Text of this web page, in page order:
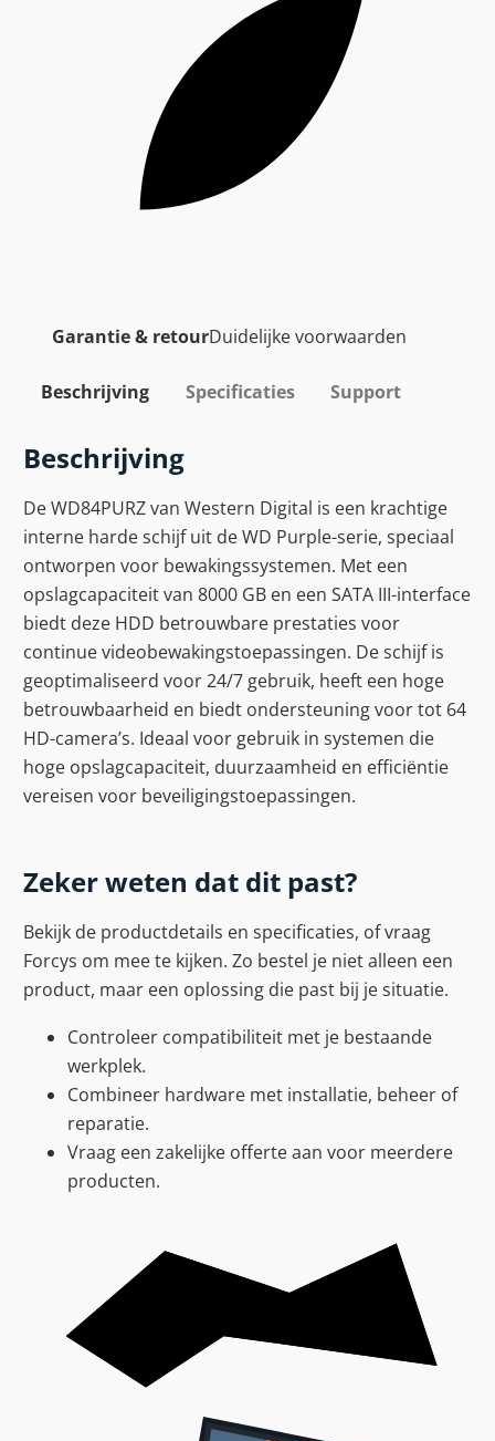
Garantie & retourDuidelijke voorwaarden
Beschrijving Specificaties Support
Beschrijving
De WD84PURZ van Western Digital is een krachtige
interne harde schijf uit de WD Purple-serie, speciaal
ontworpen voor bewakingssystemen. Met een
opslagcapaciteit van 8000 GB en een SATA III-interface
biedt deze HDD betrouwbare prestaties voor
continue videobewakingstoepassingen. De schijf is
geoptimaliseerd voor 24/7 gebruik, heeft een hoge
betrouwbaarheid en biedt ondersteuning voor tot 64
HD-camera’s. Ideaal voor gebruik in systemen die
hoge opslagcapaciteit, duurzaamheid en efficiëntie
vereisen voor beveiligingstoepassingen.
Zeker weten dat dit past?
Bekijk de productdetails en specificaties, of vraag
Forcys om mee te kijken. Zo bestel je niet alleen een
product, maar een oplossing die past bij je situatie.
Controleer compatibiliteit met je bestaande
werkplek.
Combineer hardware met installatie, beheer of
reparatie.
Vraag een zakelijke offerte aan voor meerdere
producten.